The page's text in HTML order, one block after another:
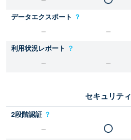
データエクスポート ？
利用状況レポート ？
セキュリティ
2段階認証 ？